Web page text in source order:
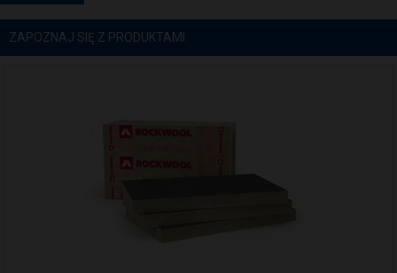
ZAPOZNAJ SIĘ Z PRODUKTAMI